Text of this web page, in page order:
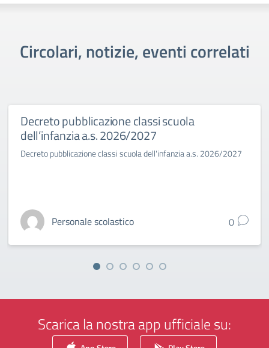
Circolari, notizie, eventi correlati
Decreto pubblicazione classi scuola
dell’infanzia a.s. 2026/2027
Decreto pubblicazione classi scuola dell'infanzia a.s. 2026/2027
Personale scolastico 0
Scarica la nostra app ufficiale su: